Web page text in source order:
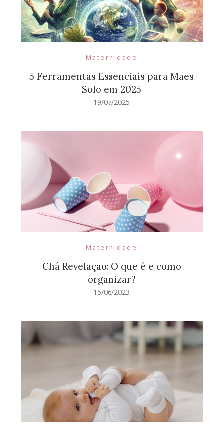
Maternidade
5 Ferramentas Essenciais para Mães
Solo em 2025
19/07/2025
Maternidade
Chá Revelação: O que é e como
organizar?
15/06/2023